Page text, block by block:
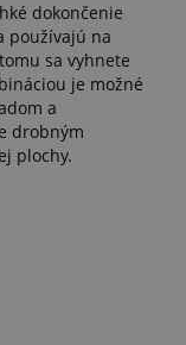
dokončenie
používajú na
sa vyhnete
je možné
a
drobným
plochy.